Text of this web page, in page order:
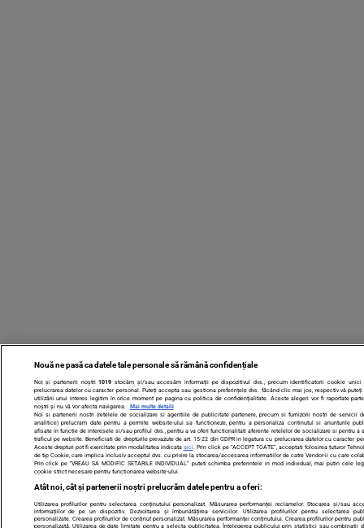
Nouă ne pasă ca datele tale personale să rămână confidențiale
Noi și partenerii noștri1019 stocăm și/sau accesăm informații pe dispozitivul dvs., precum identificatorii cookie unici
prelucrarea datelor cu caracter personal. Puteți accepta sau gestiona preferințele dvs. făcând clic mai jos, respectiv vă puteți
utilizării unui interes legitim în orice moment pe pagina cu politica de confidențialitate. Aceste alegeri vor fi raportate
noștri și nu vă vor afecta navigarea.
Mai multe detalii
Noi si partenerii nostri (retelele de socializare si agentiile de publicitate partenere, precum si furnizorii nostri de servicii
analitice) prelucram date pentru a permite website-ului sa functioneze, pentru a personaliza continutul si anunturile
afisate in functie de interesele si/sau profilul dvs., pentru a va oferi functionalitati aferente retelelor de socializare si pentru a
traficul pe website. Beneficiati de drepturile prevazute de art. 15-22 din GDPR in legatura cu prelucrarea datelor cu caracter
Aceste drepturi pot fi exercitate prin modalitatea indicata aici. Prin click pe “ACCEPT TOATE”, acceptati folosirea tuturor
de tip Cookie, care implica inclusiv acceptul dvs. cu privire la stocarea/accesarea informatiilor de catre Vendor-ii cu care
Prin click pe “VREAU SA MODIFIC SETARILE INDIVIDUAL” puteti schimba preferintele in mod individual, mai putin cele
cookie strict necesare pentru functionarea website-ului.
Atât noi, cât și partenerii noștri prelucrăm datele pentru a oferi:
Utilizarea profilurilor pentru selectarea conținutului personalizat. Măsurarea performanței reclamelor. Stocarea și/sau
informațiilor de pe un dispozitiv. Dezvoltarea și îmbunătățirea serviciilor. Utilizarea profilurilor pentru selectarea
personalizate. Crearea profilurilor de conținut personalizat. Măsurarea performanței conținutului. Crearea profilurilor pentru
personalizată. Utilizarea de date limitate pentru a selecta publicitatea. Înțelegerea publicului prin statistici sau combinații